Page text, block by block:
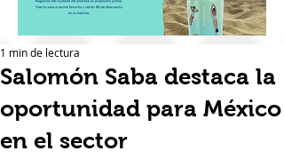
Salomón Saba destaca la
oportunidad para México
en el sector
1 min de lectura